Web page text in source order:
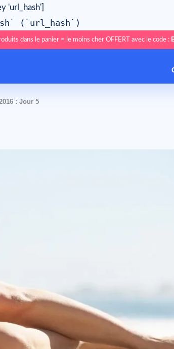
'url_hash']
(`url_hash`)
dans le panier = le moins cher OFFERT avec le code :
: Jour 5